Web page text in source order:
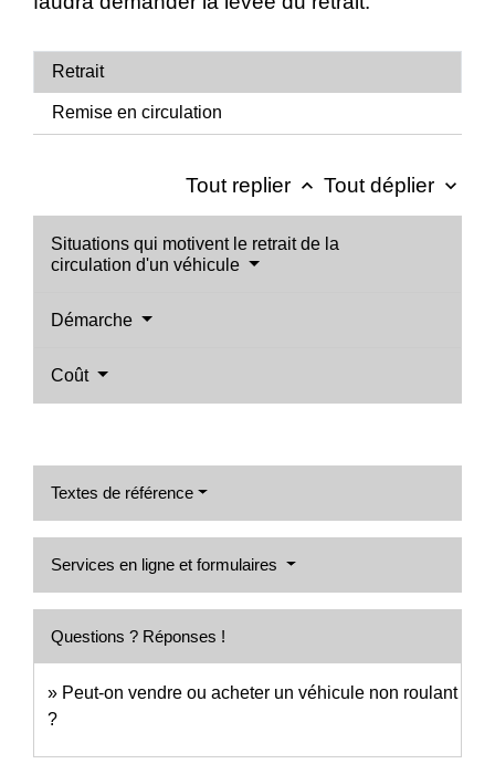
Retrait
Remise en circulation
Tout replier keyboard_arrow_up Tout déplier keyboard_arrow_down
Situations qui motivent le retrait de la
circulation d'un véhicule
Démarche
Coût
Textes de référence
Services en ligne et formulaires
Questions ? Réponses !
Peut-on vendre ou acheter un véhicule non roulant
?